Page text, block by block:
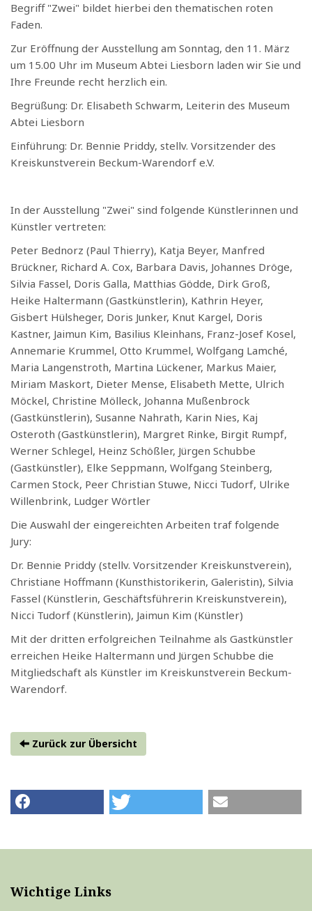
Begriff "Zwei" bildet hierbei den thematischen roten
Faden.
Zur Eröffnung der Ausstellung am Sonntag, den 11. März
um 15.00 Uhr im Museum Abtei Liesborn laden wir Sie und
Ihre Freunde recht herzlich ein.
Begrüßung: Dr. Elisabeth Schwarm, Leiterin des Museum
Abtei Liesborn
Einführung: Dr. Bennie Priddy, stellv. Vorsitzender des
Kreiskunstverein Beckum-Warendorf e.V.
In der Ausstellung "Zwei" sind folgende Künstlerinnen und
Künstler vertreten:
Peter Bednorz (Paul Thierry), Katja Beyer, Manfred
Brückner, Richard A. Cox, Barbara Davis, Johannes Dröge,
Silvia Fassel, Doris Galla, Matthias Gödde, Dirk Groß,
Heike Haltermann (Gastkünstlerin), Kathrin Heyer,
Gisbert Hülsheger, Doris Junker, Knut Kargel, Doris
Kastner, Jaimun Kim, Basilius Kleinhans, Franz-Josef Kosel,
Annemarie Krummel, Otto Krummel, Wolfgang Lamché,
Maria Langenstroth, Martina Lückener, Markus Maier,
Miriam Maskort, Dieter Mense, Elisabeth Mette, Ulrich
Möckel, Christine Mölleck, Johanna Mußenbrock
(Gastkünstlerin), Susanne Nahrath, Karin Nies, Kaj
Osteroth (Gastkünstlerin), Margret Rinke, Birgit Rumpf,
Werner Schlegel, Heinz Schößler, Jürgen Schubbe
(Gastkünstler), Elke Seppmann, Wolfgang Steinberg,
Carmen Stock, Peer Christian Stuwe, Nicci Tudorf, Ulrike
Willenbrink, Ludger Wörtler
Die Auswahl der eingereichten Arbeiten traf folgende
Jury:
Dr. Bennie Priddy (stellv. Vorsitzender Kreiskunstverein),
Christiane Hoffmann (Kunsthistorikerin, Galeristin), Silvia
Fassel (Künstlerin, Geschäftsführerin Kreiskunstverein),
Nicci Tudorf (Künstlerin), Jaimun Kim (Künstler)
Mit der dritten erfolgreichen Teilnahme als Gastkünstler
erreichen Heike Haltermann und Jürgen Schubbe die
Mitgliedschaft als Künstler im Kreiskunstverein Beckum-
Warendorf.
Zurück zur Übersicht
Wichtige Links